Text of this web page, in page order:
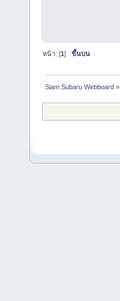
หน้า: [1]ขึ้นบน
Siam Subaru Webboard »